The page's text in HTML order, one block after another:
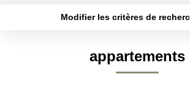
Modifier les critères de
appartements